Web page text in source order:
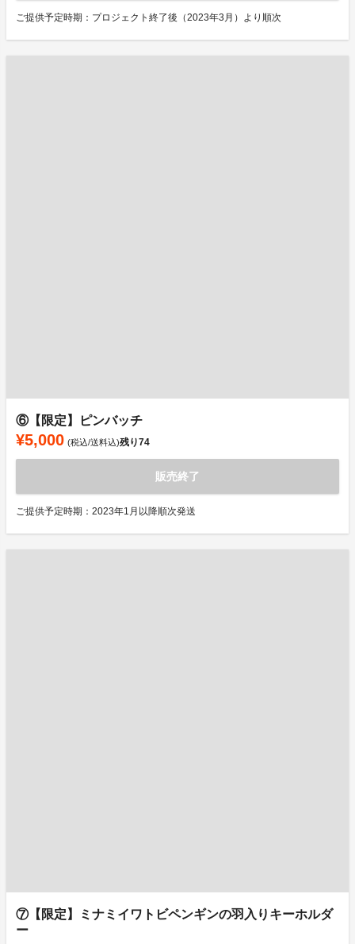
ご提供予定時期：プロジェクト終了後（2023年3月）より順次
⑥【限定】ピンバッチ
¥5,000 (税込/送料込)残り74
販売終了
ご提供予定時期：2023年1月以降順次発送
⑦【限定】ミナミイワトビペンギンの羽入りキーホルダ
ー